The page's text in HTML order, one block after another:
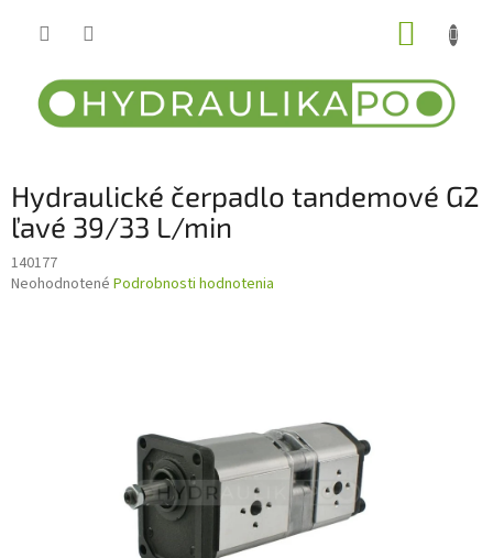
Hydraulické čerpadlo tandemové G2
ľavé 39/33 L/min
140177
Priemerné
Neohodnotené Podrobnosti hodnotenia